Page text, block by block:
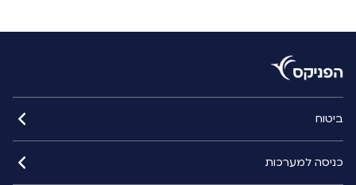
ביטוח
כניסה למערכות